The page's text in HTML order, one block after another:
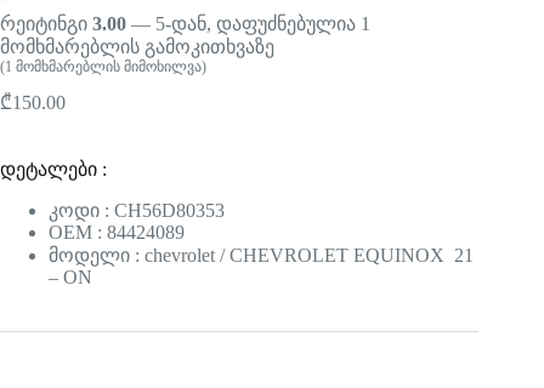
რეიტინგი 3.00 — 5-დან, დაფუძნებულია 1
მომხმარებლის გამოკითხვაზე
(1 მომხმარებლის მიმოხილვა)
₾150.00
დეტალები :
კოდი : CH56D80353
OEM : 84424089
მოდელი : chevrolet / CHEVROLET EQUINOX 21
– ON